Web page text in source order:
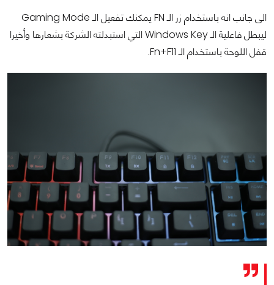
الى جانب انه باستخدام زر الـ FN يمكنك تفعيل الـ Gaming Mode
ليبطل فاعلية الـ Windows Key التي استبدلته الشركة بشعارها وأخيرا
قفل اللوحة باستخدام الـ Fn+F11.